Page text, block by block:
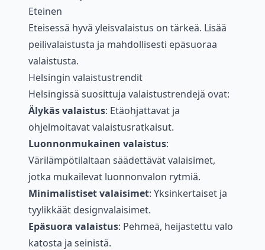
Eteinen
Eteisessä hyvä yleisvalaistus on tärkeä. Lisää
peilivalaistusta ja mahdollisesti epäsuoraa
valaistusta.
Helsingin valaistustrendit
Helsingissä suosittuja valaistustrendejä ovat:
Älykäs valaistus: Etäohjattavat ja
ohjelmoitavat valaistusratkaisut.
Luonnonmukainen valaistus:
Värilämpötilaltaan säädettävät valaisimet,
jotka mukailevat luonnonvalon rytmiä.
Minimalistiset valaisimet: Yksinkertaiset ja
tyylikkäät designvalaisimet.
Epäsuora valaistus: Pehmeä, heijastettu valo
katosta ja seinistä.